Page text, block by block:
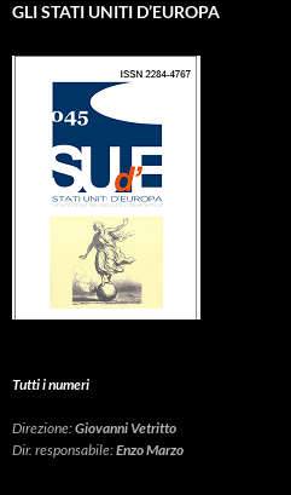
GLI STATI UNITI D’EUROPA
Tutti i numeri
Direzione:Giovanni Vetritto
Dir. responsabile:Enzo Marzo